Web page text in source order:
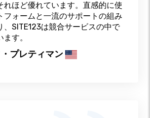
ほど優れています。直感的に使
フォームと一流のサポートの組み
、SITE123は競合サービスの中で
す。
プレティマン